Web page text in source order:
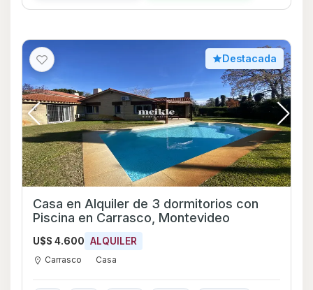
Destacada
Casa en Alquiler de 3 dormitorios con
Piscina en Carrasco, Montevideo
U$S 4.600 ALQUILER
Carrasco Casa